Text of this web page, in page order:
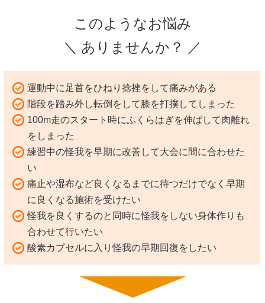
このようなお悩み
＼ ありませんか？ ／
運動中に足首をひねり捻挫をして痛みがある
階段を踏み外し転倒をして膝を打撲してしまった
100m走のスタート時にふくらはぎを伸ばして肉離れ
をしまった
練習中の怪我を早期に改善して大会に間に合わせた
い
痛止や湿布など良くなるまでに待つだけでなく早期
に良くなる施術を受けたい
怪我を良くするのと同時に怪我をしない身体作りも
合わせて行いたい
酸素カプセルに入り怪我の早期回復をしたい